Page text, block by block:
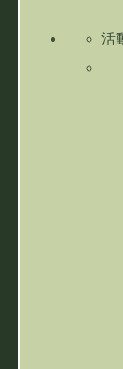
雙城資訊
學習扶助
活